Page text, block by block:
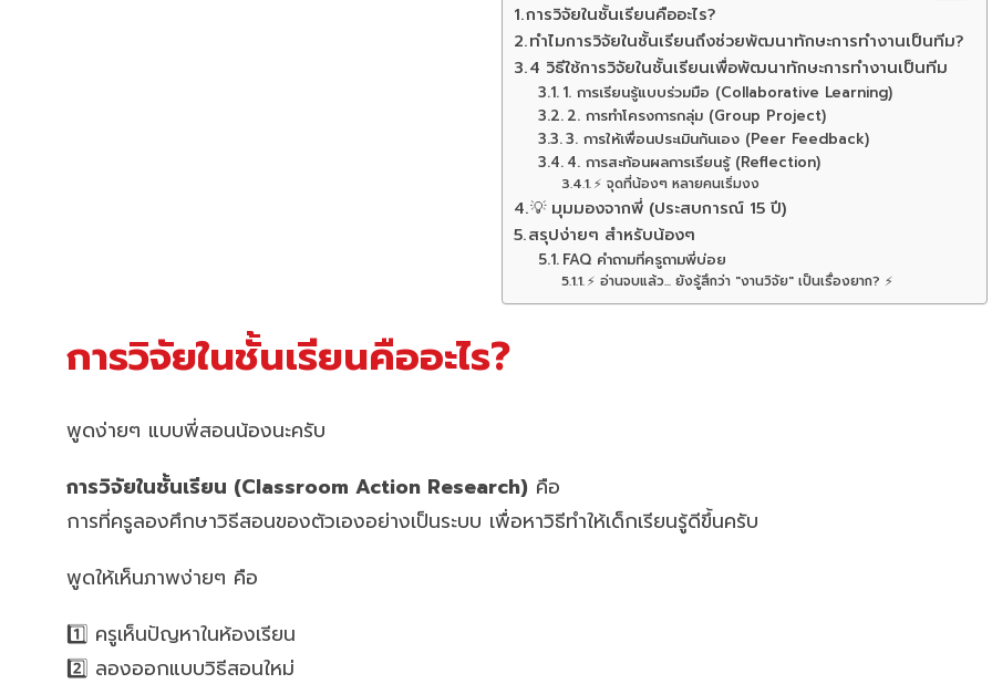
การวิจัยในชั้นเรียนคืออะไร?
ทำไมการวิจัยในชั้นเรียนถึงช่วยพัฒนาทักษะการทำงานเป็นทีม?
4 วิธีใช้การวิจัยในชั้นเรียนเพื่อพัฒนาทักษะการทำงานเป็นทีม
1. การเรียนรู้แบบร่วมมือ (Collaborative Learning)
2. การทำโครงการกลุ่ม (Group Project)
3. การให้เพื่อนประเมินกันเอง (Peer Feedback)
4. การสะท้อนผลการเรียนรู้ (Reflection)
⚡ จุดที่น้องๆ หลายคนเริ่มงง
💡 มุมมองจากพี่ (ประสบการณ์ 15 ปี)
สรุปง่ายๆ สำหรับน้องๆ
FAQ คำถามที่ครูถามพี่บ่อย
⚡ อ่านจบแล้ว... ยังรู้สึกว่า "งานวิจัย" เป็นเรื่องยาก? ⚡
การวิจัยในชั้นเรียนคืออะไร?
พูดง่ายๆ แบบพี่สอนน้องนะครับ
การวิจัยในชั้นเรียน (Classroom Action Research) คือ
การที่ครูลองศึกษาวิธีสอนของตัวเองอย่างเป็นระบบ เพื่อหาวิธีทำให้เด็กเรียนรู้ดีขึ้นครับ
พูดให้เห็นภาพง่ายๆ คือ
1️⃣ ครูเห็นปัญหาในห้องเรียน
2️⃣ ลองออกแบบวิธีสอนใหม่